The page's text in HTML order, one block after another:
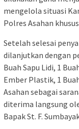
mengelola situasi
Polres Asahan
Setelah selesai
dilanjutkan dengan
Buah Sapu Lidi, 1
Ember Plastik, 1
Asahan sebagai
diterima langsung
Bapak St. F.